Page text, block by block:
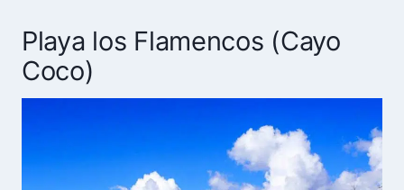
Playa los Flamencos (Cayo
Coco)